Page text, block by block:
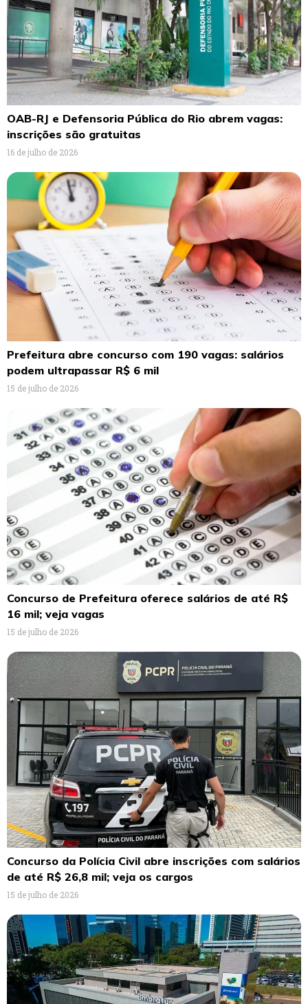
OAB-RJ e Defensoria Pública do Rio abrem vagas:
inscrições são gratuitas
16 de julho de 2026
Prefeitura abre concurso com 190 vagas: salários
podem ultrapassar R$ 6 mil
15 de julho de 2026
Concurso de Prefeitura oferece salários de até R$
16 mil; veja vagas
15 de julho de 2026
Concurso da Polícia Civil abre inscrições com salários
de até R$ 26,8 mil; veja os cargos
15 de julho de 2026